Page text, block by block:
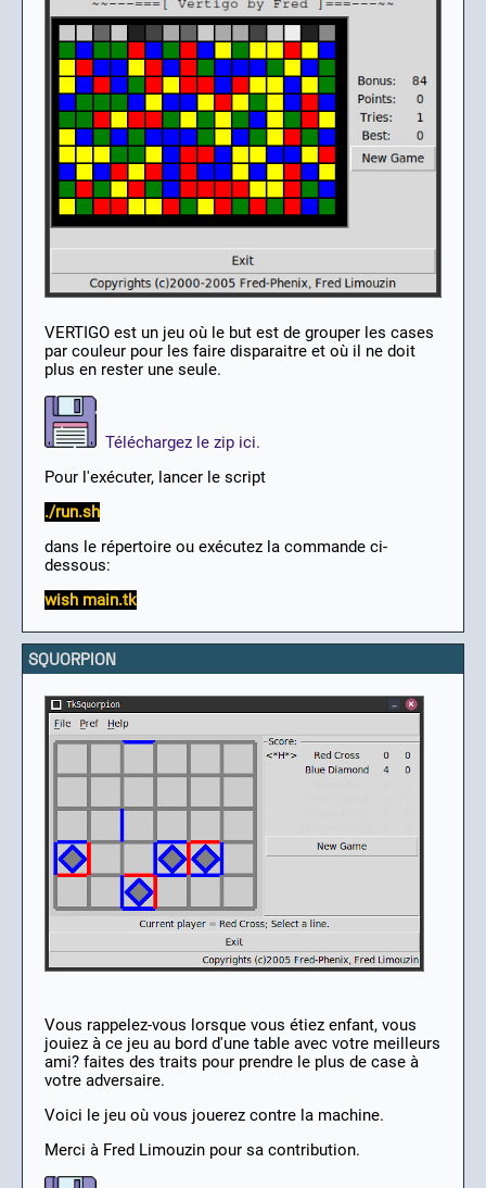
VERTIGO est un jeu où le but est de grouper les cases
par couleur pour les faire disparaitre et où il ne doit
plus en rester une seule.
Téléchargez le zip ici.
Pour l'exécuter, lancer le script
./run.sh
dans le répertoire ou exécutez la commande ci-
dessous:
wish main.tk
SQUORPION
Vous rappelez-vous lorsque vous étiez enfant, vous
jouiez à ce jeu au bord d'une table avec votre meilleurs
ami? faites des traits pour prendre le plus de case à
votre adversaire.
Voici le jeu où vous jouerez contre la machine.
Merci à Fred Limouzin pour sa contribution.